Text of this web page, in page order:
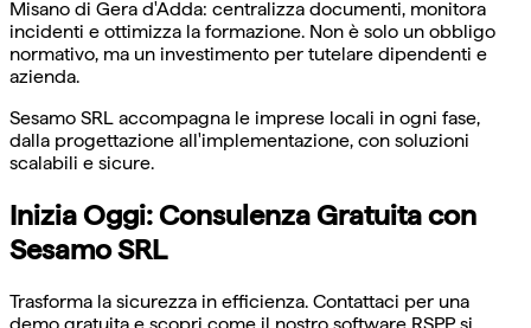
Misano di Gera d'Adda: centralizza documenti, monitora
incidenti e ottimizza la formazione. Non è solo un obbligo
normativo, ma un investimento per tutelare dipendenti e
azienda.
Sesamo SRL accompagna le imprese locali in ogni fase,
dalla progettazione all'implementazione, con soluzioni
scalabili e sicure.
Inizia Oggi: Consulenza Gratuita con
Sesamo SRL
Trasforma la sicurezza in efficienza. Contattaci per una
demo gratuita e scopri come il nostro software RSPP si